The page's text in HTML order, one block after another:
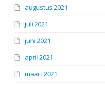
augustus 2021
juli 2021
juni 2021
april 2021
maart 2021